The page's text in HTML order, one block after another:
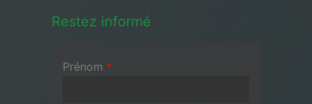
Restez informé
Prénom *